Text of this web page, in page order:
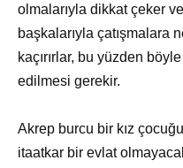
olmalarıyla dikkat çeker
başkalarıyla çatışmalara
kaçırırlar, bu yüzden
edilmesi gerekir.
Akrep burcu bir kız
itaatkar bir evlat